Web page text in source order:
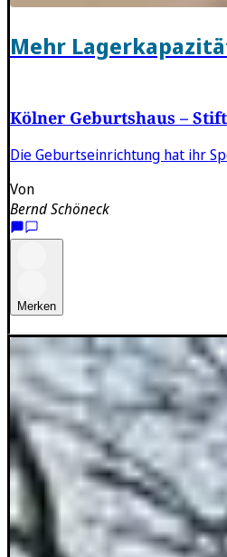
Mehr
Kölner Geburtshaus –
Die Geburtseinrichtung hat ihr
Von
Bernd Schöneck
Merken